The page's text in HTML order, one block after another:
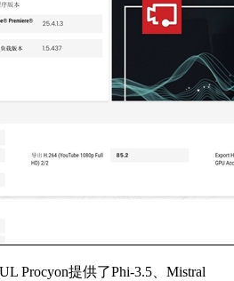
Procyon提供了Phi-3.5、Mistral